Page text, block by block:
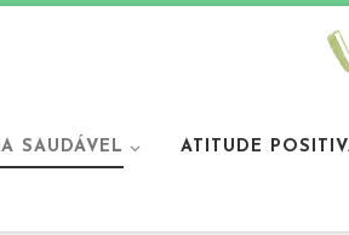
SAUDÁVEL ATITUDE